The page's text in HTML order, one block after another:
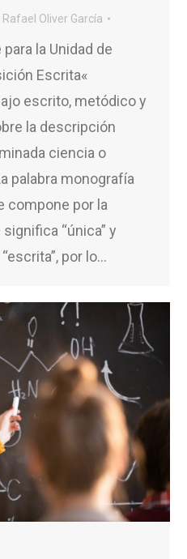
Rafael Oliver García
la Unidad de
Escrita«
escrito, metódico y
la descripción
ciencia o
palabra monografía
compone por la
“única” y
por lo…